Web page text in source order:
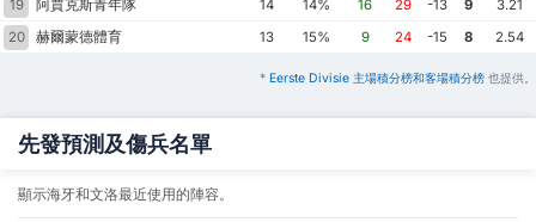
19
阿賈克斯青年隊 14 14% 16 29 -13 9
3.21
20
赫爾蒙德體育 13 15% 9 24 -15 8 2.54
* Eerste Divisie 主場積分榜和客場積分榜 也提供。
先發預測及傷兵名單
顯示海牙和文洛最近使用的陣容。